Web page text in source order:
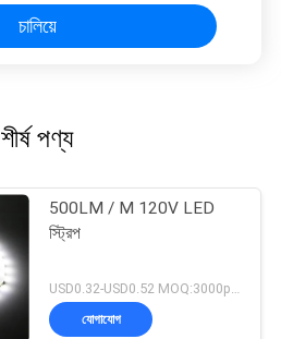
চালিয়ে
শীর্ষ পণ্য
500LM / M 120V LED
স্ট্রিপ
USD0.32-USD0.52 MOQ:3000pcs
যোগাযোগ